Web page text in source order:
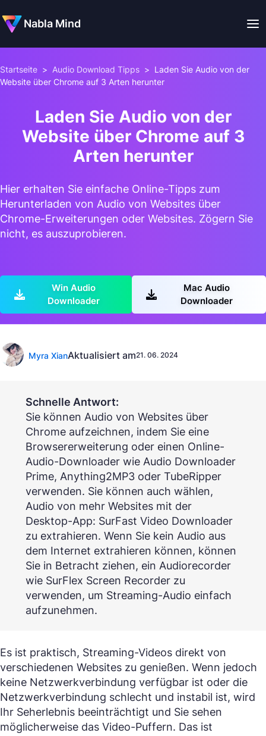
Nabla Mind
Startseite > Audio Download Tipps > Laden Sie Audio von der
Website über Chrome auf 3 Arten herunter
Laden Sie Audio von der
Website über Chrome auf 3
Arten herunter
Hier erhalten Sie einfache Online-Tipps zum
Herunterladen von Audio von Websites über
Chrome-Erweiterungen oder Websites. Zögern Sie
nicht, es auszuprobieren.
Win Audio
Downloader
Mac Audio
Downloader
Myra XianAktualisiert am21. 06. 2024
Schnelle Antwort:
Sie können Audio von Websites über
Chrome aufzeichnen, indem Sie eine
Browsererweiterung oder einen Online-
Audio-Downloader wie Audio Downloader
Prime, Anything2MP3 oder TubeRipper
verwenden. Sie können auch wählen,
Audio von mehr Websites mit der
Desktop-App: SurFast Video Downloader
zu extrahieren. Wenn Sie kein Audio aus
dem Internet extrahieren können, können
Sie in Betracht ziehen, ein Audiorecorder
wie SurFlex Screen Recorder zu
verwenden, um Streaming-Audio einfach
aufzunehmen.
Es ist praktisch, Streaming-Videos direkt von
verschiedenen Websites zu genießen. Wenn jedoch
keine Netzwerkverbindung verfügbar ist oder die
Netzwerkverbindung schlecht und instabil ist, wird
Ihr Seherlebnis beeinträchtigt und Sie sehen
möglicherweise das Video-Puffern. Das ist